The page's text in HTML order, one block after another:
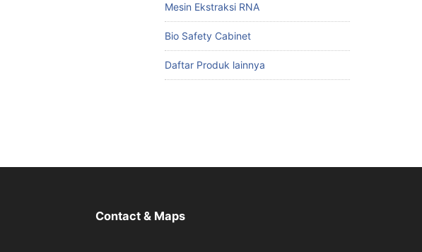
Mesin Ekstraksi RNA
Bio Safety Cabinet
Daftar Produk lainnya
Contact & Maps